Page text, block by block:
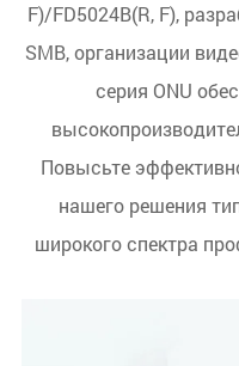
F)/FD5024B(R, F),
SMB, организации
серия ONU
Повысьте
нашего решения
широкого спектра